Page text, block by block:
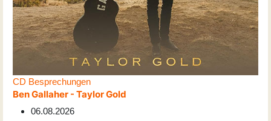
CD Besprechungen
Ben Gallaher - Taylor Gold
06.08.2026